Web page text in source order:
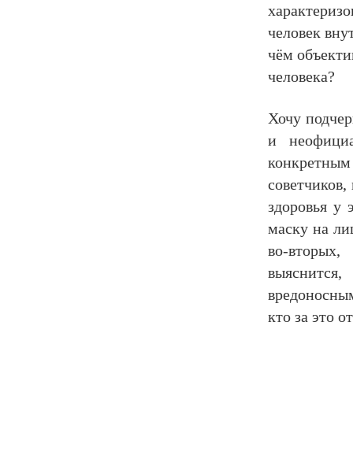
человек
чём
человека?
Хочу
и
здоровья у
маску на
во-
кто за это